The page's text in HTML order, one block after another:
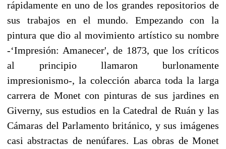
rápidamente en uno de los grandes repositorios de
sus trabajos en el mundo. Empezando con la
pintura que dio al movimiento artístico su nombre
-‘Impresión: Amanecer', de 1873, que los críticos
al principio llamaron burlonamente
impresionismo-, la colección abarca toda la larga
carrera de Monet con pinturas de sus jardines en
Giverny, sus estudios en la Catedral de Ruán y las
Cámaras del Parlamento británico, y sus imágenes
casi abstractas de nenúfares. Las obras de Monet